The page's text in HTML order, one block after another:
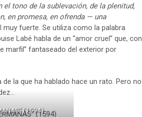
el tono de la sublevación, de la plenitud,
en promesa, en ofrenda — una
fuerte. Se utiliza como la palabra
Labé habla de un “amor cruel” que, con
marfil” fantaseado del exterior por
la que ha hablado hace un rato. Pero no
(1594)